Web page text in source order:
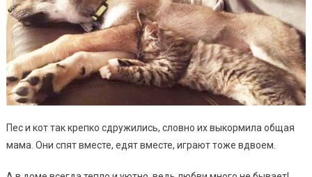
Пес и кот так крепко сдружились, словно их выкормила общая
мама. Они спят вместе, едят вместе, играют тоже вдвоем.